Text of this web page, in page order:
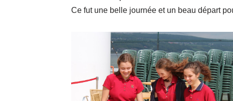
Ce fut une belle journée et un beau départ